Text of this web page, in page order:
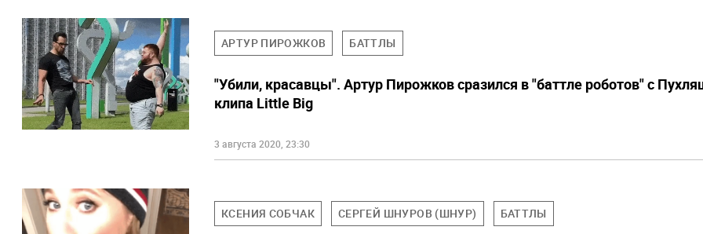
АРТУР ПИРОЖКОВ БАТТЛЫ
"Убили, красавцы". Артур Пирожков сразился в "баттле роботов" с
клипа Little Big
3 августа 2020, 23:30
КСЕНИЯ СОБЧАК СЕРГЕЙ ШНУРОВ (ШНУР) БАТТЛЫ